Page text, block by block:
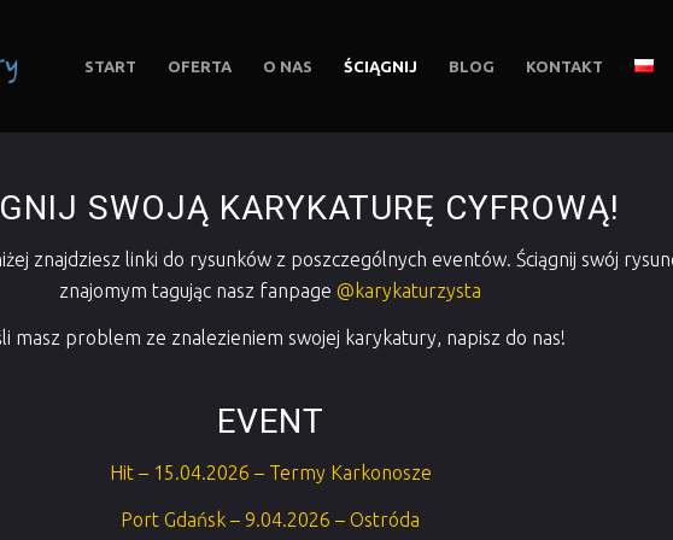
START OFERTA O NAS ŚCIĄGNIJ BLOG KONTAKT
SWOJĄ KARYKATURĘ CYFROWĄ!
znajdziesz linki do rysunków z poszczególnych eventów. Ściągnij swój
znajomym tagując nasz fanpage @karykaturzysta
masz problem ze znalezieniem swojej karykatury, napisz do nas!
EVENT
Hit – 15.04.2026 – Termy Karkonosze
Port Gdańsk – 9.04.2026 – Ostróda